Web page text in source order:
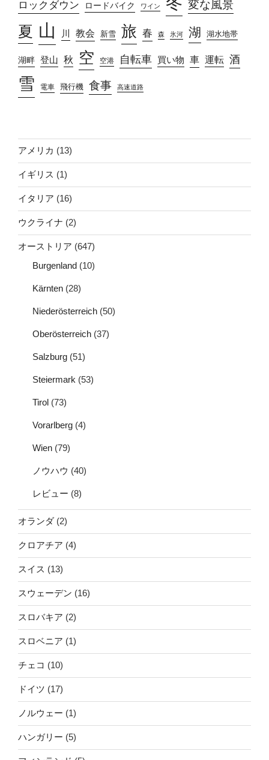
ロックダウン ロードバイク ワイン 変な風景
夏 山 川 教会 新雪 旅 春 森 氷河 湖 湖水地帯
湖畔 登山 秋 空 空港 自転車 買い物 車 運転 酒
雪 電車 飛行機 食事 高速道路
アメリカ (13)
イギリス (1)
イタリア (16)
ウクライナ (2)
オーストリア (647)
Burgenland (10)
Kärnten (28)
Niederösterreich (50)
Oberösterreich (37)
Salzburg (51)
Steiermark (53)
Tirol (73)
Vorarlberg (4)
Wien (79)
ノウハウ (40)
レビュー (8)
オランダ (2)
クロアチア (4)
スイス (13)
スウェーデン (16)
スロバキア (2)
スロベニア (1)
チェコ (10)
ドイツ (17)
ノルウェー (1)
ハンガリー (5)